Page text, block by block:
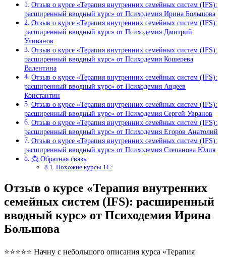
Отзыв о курсе «Терапия внутренних семейных систем (IFS):
расширенный вводный курс» от Психодемия Ирина Большова
Отзыв о курсе «Терапия внутренних семейных систем (IFS):
расширенный вводный курс» от Психодемия Дмитрий
Уливанов
Отзыв о курсе «Терапия внутренних семейных систем (IFS):
расширенный вводный курс» от Психодемия Кошерева
Валентина
Отзыв о курсе «Терапия внутренних семейных систем (IFS):
расширенный вводный курс» от Психодемия Авдеев
Константин
Отзыв о курсе «Терапия внутренних семейных систем (IFS):
расширенный вводный курс» от Психодемия Сергей Увранов
Отзыв о курсе «Терапия внутренних семейных систем (IFS):
расширенный вводный курс» от Психодемия Егоров Анатолий
Отзыв о курсе «Терапия внутренних семейных систем (IFS):
расширенный вводный курс» от Психодемия Степанова Юлия
📩 Обратная связь
Похожие курсы 1С:
Отзыв о курсе «Терапия внутренних
семейных систем (IFS): расширенный
вводный курс» от Психодемия Ирина
Большова
⭐⭐⭐⭐⭐ Начну с небольшого описания курса «Терапия